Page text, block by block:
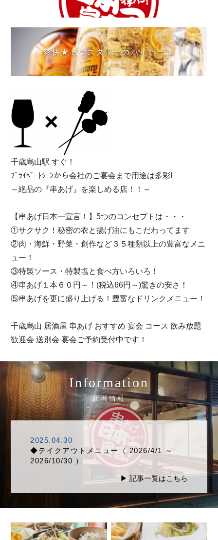
爽快★ゼウスタワーのハイボール
千歳烏山駅 すぐ！
ﾌﾟﾗｲﾍﾞｰﾄｼｰﾝから会社のご宴会まで用途は多彩!
～絶品の『串あげ』を楽しめる店！！～
【串あげ日本一宣言！】5つのコンセプトは・・・
①サクサク！秘密の衣と揚げ油にもこだわってます
②肉・海鮮・野菜・創作など３５種類以上の豊富なメニ
ュー！
③特製ソース・特製塩と食べ方いろいろ！
④串あげ１本６０円～！(税込66円～)驚きの安さ！
⑤串あげを更に盛り上げる！豊富なドリンクメニュー！
千歳烏山 居酒屋 串あげ おすすめ 宴会 コース 飲み放題
歓迎会 送別会 宴会ご予約受付中です！
Information
新着情報
2025.04.30
◆テイクアウトメニュー（ 2026/4/1 ～
2026/10/30 ）
▶︎ 記事一覧はこちら